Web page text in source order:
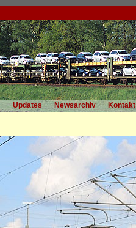
Updates Newsarchiv Kontakt